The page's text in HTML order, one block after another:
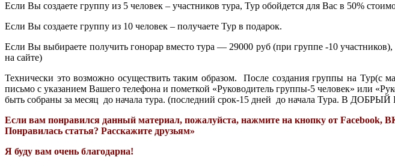
Если Вы создаете группу из 5 человек – участников тура, Тур обойдется для Вас в 50%
Если Вы создаете группу из 10 человек – получаете Тур в подарок.
Если Вы выбираете получить гонорар вместо тура — 29000 руб (при группе -10
на сайте)
Технически это возможно осуществить таким образом. После создания группы на Тур(с
письмо с указанием Вашего телефона и пометкой «Руководитель группы-5 человек» или
быть собраны за месяц до начала тура. (последний срок-15 дней до начала Тура. В
Если вам понравился данный материал, пожалуйста, нажмите на кнопку от Facebook,
Понравилась статья? Расскажите друзьям»
Я буду вам очень благодарна!